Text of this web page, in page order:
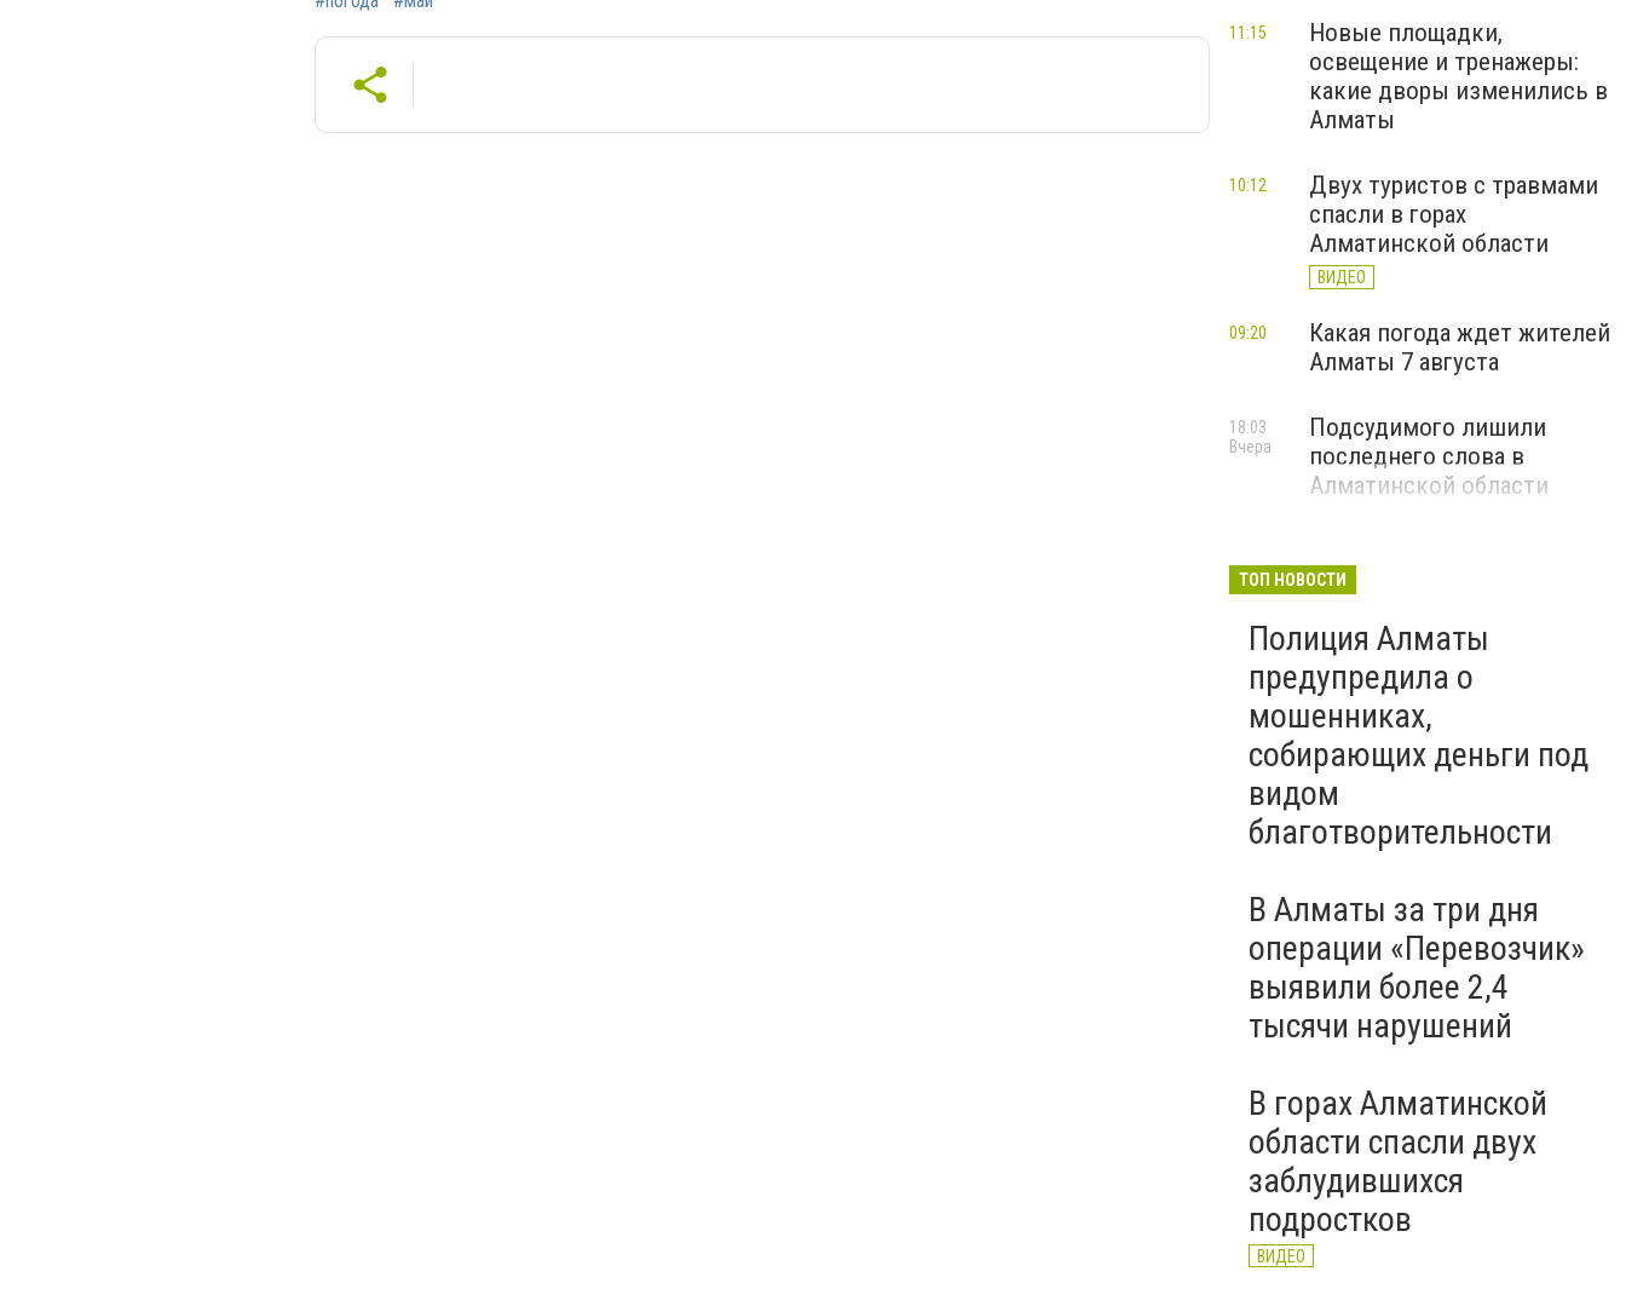
Новые площадки,
освещение и тренажеры:
какие дворы изменились в
Алматы
11:15
Двух туристов с травмами
спасли в горах
Алматинской области
ВИДЕО
10:12
Какая погода ждет жителей
Алматы 7 августа
09:20
Подсудимого лишили
последнего слова в
Алматинской области
18:03
Вчера
ТОП НОВОСТИ
Полиция Алматы
предупредила о
мошенниках,
собирающих деньги под
видом
благотворительности
В Алматы за три дня
операции «Перевозчик»
выявили более 2,4
тысячи нарушений
В горах Алматинской
области спасли двух
заблудившихся
подростков
ВИДЕО